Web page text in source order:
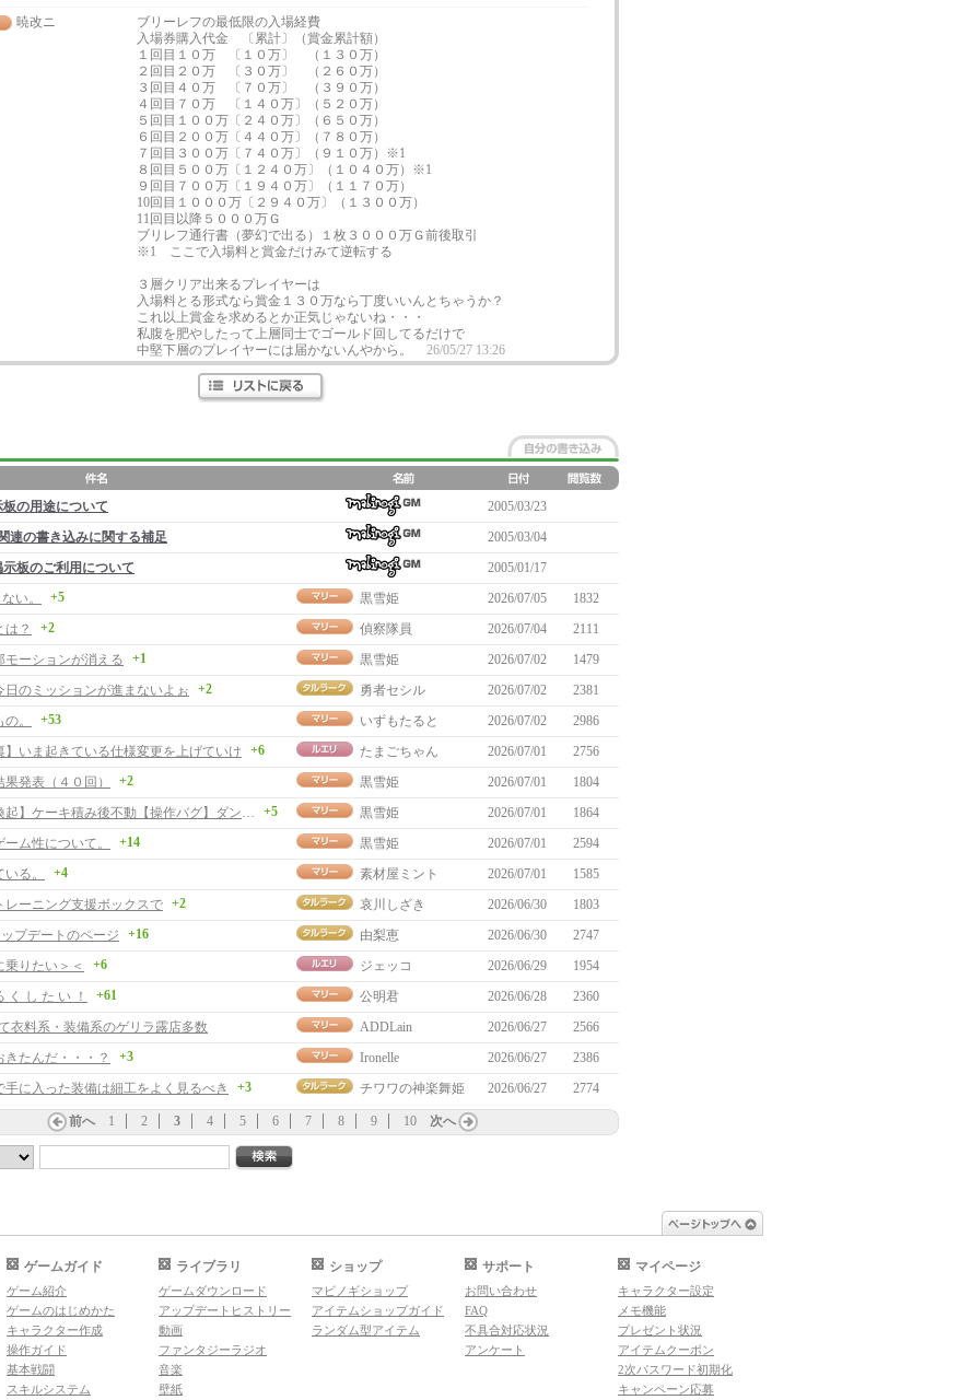
暁改ニ
ブリーレフの最低限の入場経費
入場券購入代金 〔累計〕（賞金累計額）
１回目１０万 〔１０万〕 （１３０万）
２回目２０万 〔３０万〕 （２６０万）
３回目４０万 〔７０万〕 （３９０万）
４回目７０万 〔１４０万〕（５２０万）
５回目１００万〔２４０万〕（６５０万）
６回目２００万〔４４０万〕（７８０万）
７回目３００万〔７４０万〕（９１０万）※1
８回目５００万〔１２４０万〕（１０４０万）※1
９回目７００万〔１９４０万〕（１１７０万）
10回目１０００万〔２９４０万〕（１３００万）
11回目以降５０００万Ｇ
ブリレフ通行書（夢幻で出る）１枚３０００万Ｇ前後取引
※1 ここで入場料と賞金だけみて逆転する
３層クリア出来るプレイヤーは
入場料とる形式なら賞金１３０万なら丁度いいんとちゃうか？
これ以上賞金を求めるとか正気じゃないね・・・
私腹を肥やしたって上層同士でゴールド回してるだけで
中堅下層のプレイヤーには届かないんやから。
26/05/27 13:26
板の用途について
2005/03/23
連の書き込みに関する補足
2005/03/04
示板のご利用について
2005/01/17
い。
+5 黒雪姫 2026/07/05
1832
は？
+2 偵察隊員 2026/07/04
2111
モーションが消える
+1 黒雪姫 2026/07/02
1479
日のミッションが進まないよぉ
+2 勇者セシル 2026/07/02
2381
。
+53 いずもたると 2026/07/02
2986
】いま起きている仕様変更を上げていけ
+6 たまごちゃん 2026/07/01
2756
果発表（４０回）
+2 黒雪姫 2026/07/01
1804
【バグ注意喚起】ケーキ積み後不動【操作バグ】ダンス不動
+5 黒雪姫 2026/07/01
1864
ム性について。
+14 黒雪姫 2026/07/01
2594
る。
+4 素材屋ミント 2026/07/01
1585
レーニング支援ボックスで +2 哀川しざき 2026/06/30
1803
プデートのページ
+16 由梨恵 2026/06/30
2747
りたい＞＜
+6 ジェッコ 2026/06/29
1954
く し た い ！
+61 公明君 2026/06/28
2360
衣料系・装備系のゲリラ露店多数
ADDLain 2026/06/27
2566
きたんだ・・・？
+3 Ironelle 2026/06/27
2386
手に入った装備は細工をよく見るべき
+3 チワワの神楽舞姫 2026/06/27 2774
前へ 1 2 3 4 5 6 7 8 9 10 次へ
ゲームガイド
ゲーム紹介
ゲームのはじめかた
キャラクター作成
操作ガイド
基本戦闘
スキルシステム
ライブラリ
ゲームダウンロード
アップデートヒストリー
動画
ファンタジーラジオ
音楽
壁紙
ショップ
マビノギショップ
アイテムショップガイド
ランダム型アイテム
サポート
お問い合わせ
FAQ
不具合対応状況
アンケート
マイページ
キャラクター設定
メモ機能
プレゼント状況
アイテムクーポン
2次パスワード初期化
キャンペーン応募